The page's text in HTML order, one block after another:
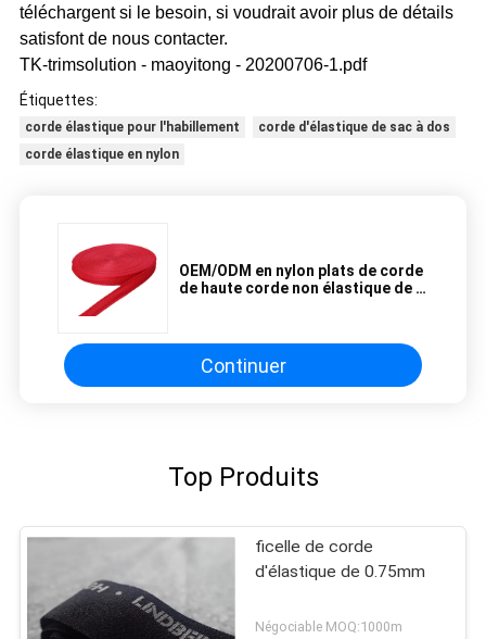
téléchargent si le besoin, si voudrait avoir plus de détails
satisfont de nous contacter.
TK-trimsolution - maoyitong - 20200706-1.pdf
Étiquettes:
corde élastique pour l'habillement
corde d'élastique de sac à dos
corde élastique en nylon
OEM/ODM en nylon plats de corde
de haute corde non élastique de la
Continuer
Top Produits
ficelle de corde
d'élastique de 0.75mm
Négociable MOQ:1000m